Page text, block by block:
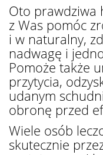
Oto prawdziwa
z Was pomóc
i w naturalny,
nadwagę i
Pomoże także
przytycia,
udanym
obronę przed
Wiele osób
skutecznie